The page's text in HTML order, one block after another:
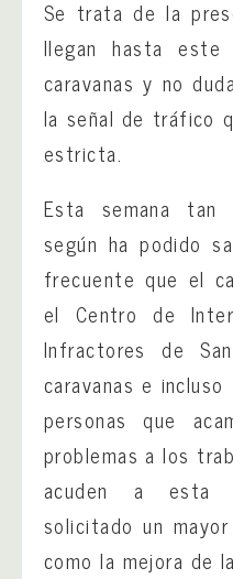
Se trata de la
llegan hasta
caravanas y no
la señal de tráfico
estricta.
Esta semana
según ha podido
frecuente que el
el Centro de
Infractores de
caravanas e
personas que
problemas a los
acuden a esta
solicitado un
como la mejora de